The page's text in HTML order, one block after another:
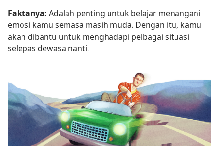
Faktanya: Adalah penting untuk belajar menangani
emosi kamu semasa masih muda. Dengan itu, kamu
akan dibantu untuk menghadapi pelbagai situasi
selepas dewasa nanti.